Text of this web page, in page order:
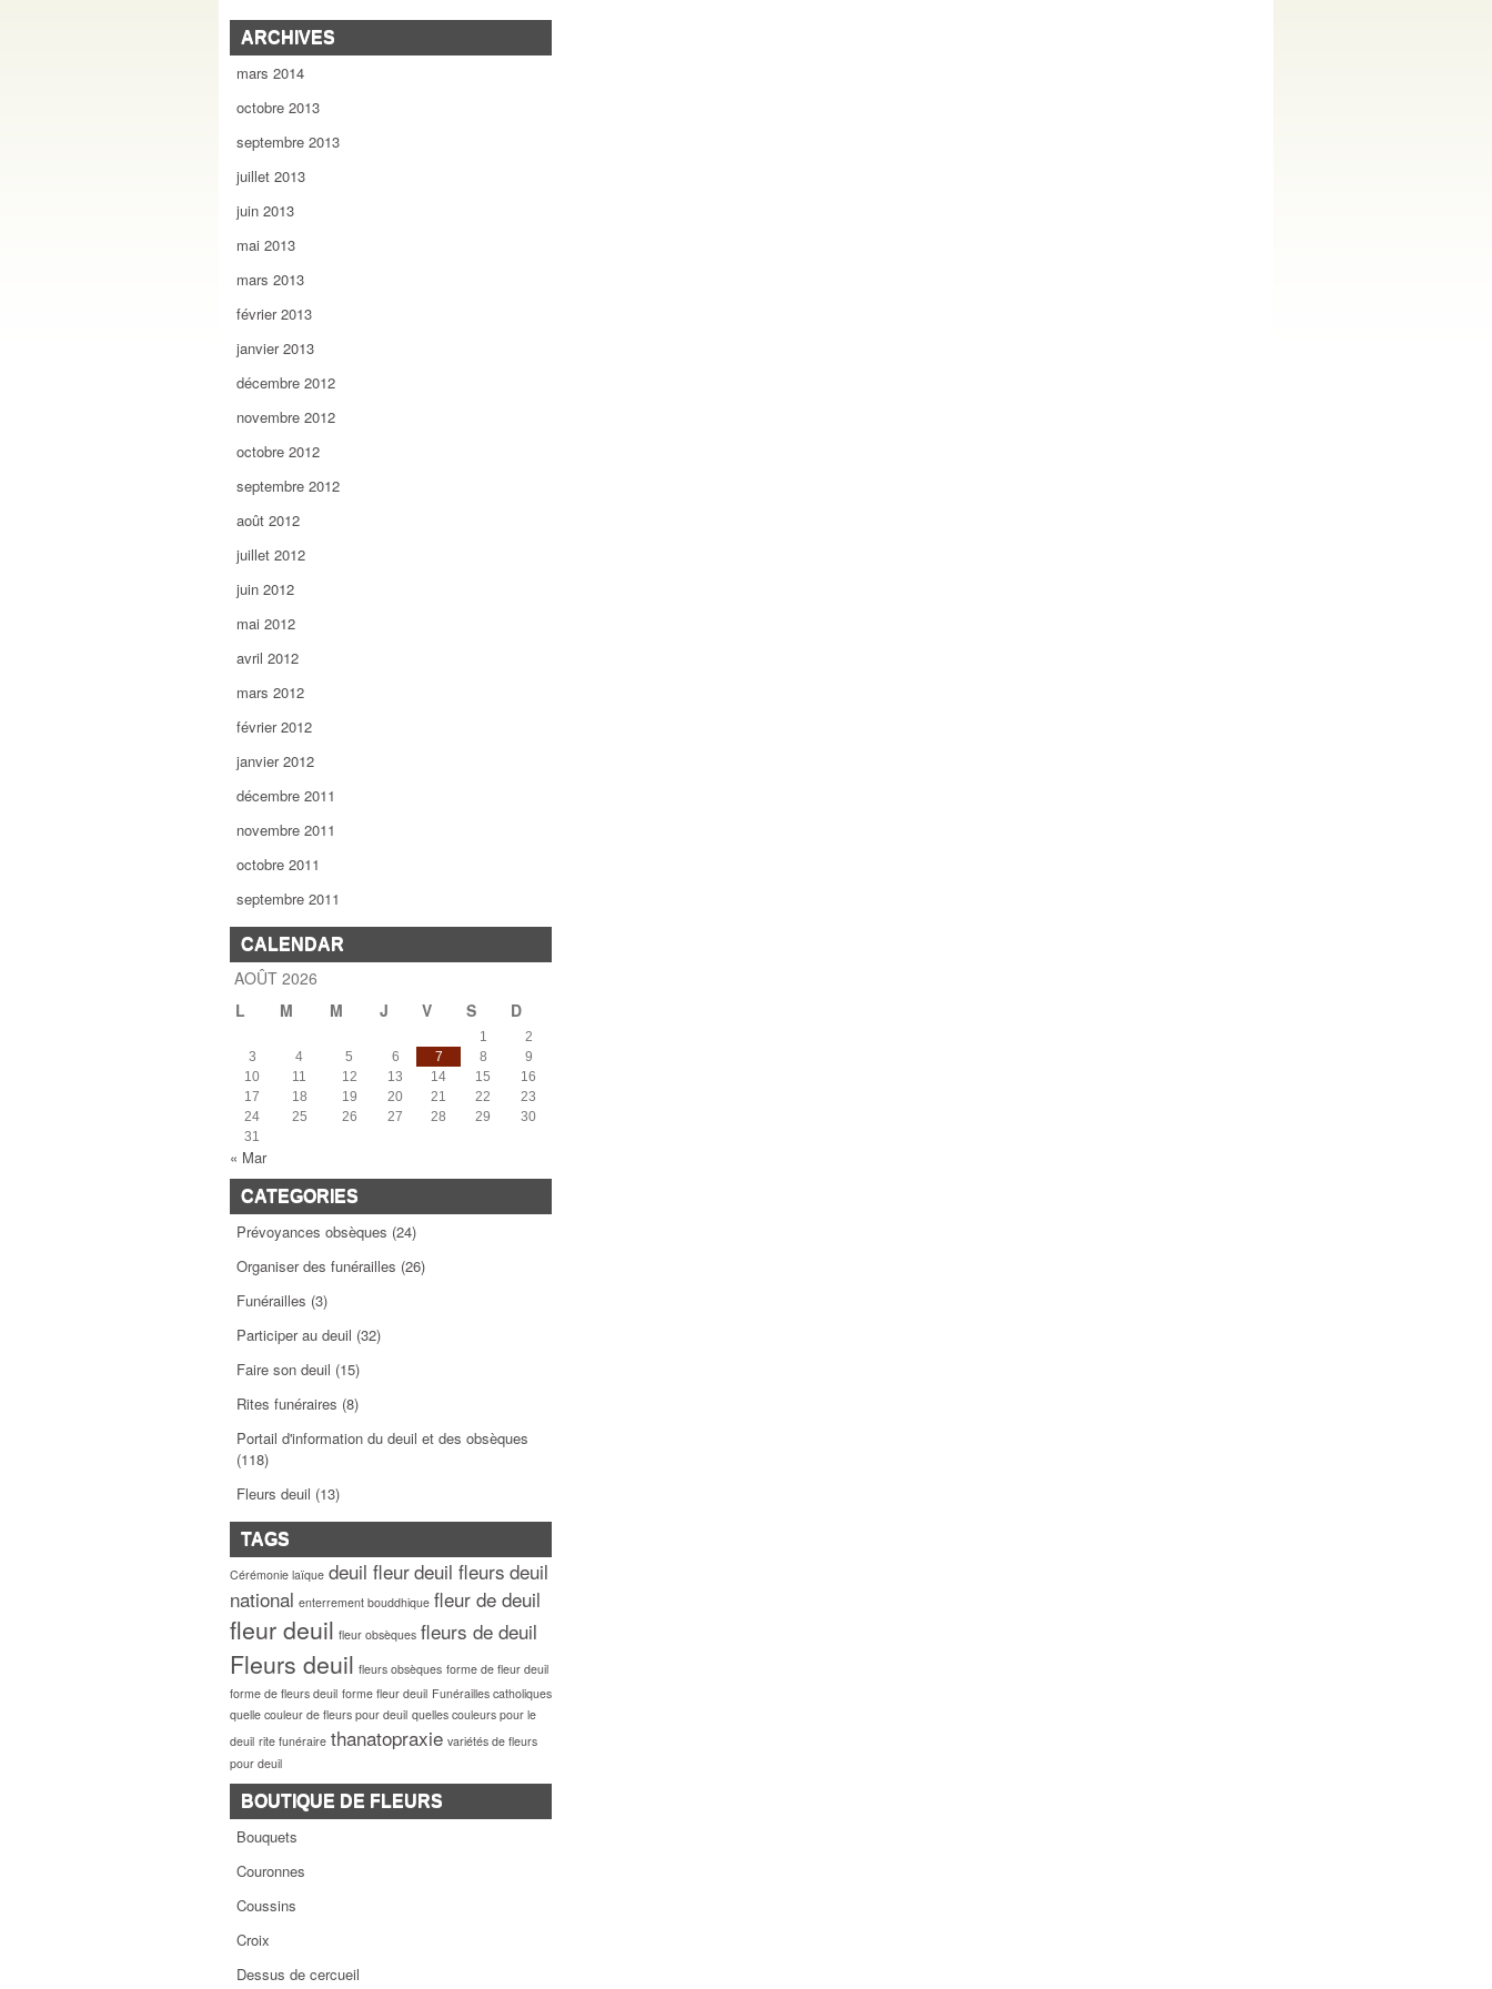
ARCHIVES
mars 2014
octobre 2013
septembre 2013
juillet 2013
juin 2013
mai 2013
mars 2013
février 2013
janvier 2013
décembre 2012
novembre 2012
octobre 2012
septembre 2012
août 2012
juillet 2012
juin 2012
mai 2012
avril 2012
mars 2012
février 2012
janvier 2012
décembre 2011
novembre 2011
octobre 2011
septembre 2011
CALENDAR
AOÛT 2026
L
M M J V S D
1
2
3
4 5 6 7 8
9
10
11 12 13 14 15
16
17
18 19 20 21 22
23
24
25 26 27 28 29
30
31
« Mar
CATEGORIES
Prévoyances obsèques (24)
Organiser des funérailles (26)
Funérailles (3)
Participer au deuil (32)
Faire son deuil (15)
Rites funéraires (8)
Portail d'information du deuil et des obsèques
(118)
Fleurs deuil (13)
TAGS
Cérémonie laïque deuil fleurdeuil fleurs deuil
national enterrement bouddhique fleur de deuil
fleur deuil fleur obsèques fleurs de deuil
Fleurs deuil fleurs obsèques forme de fleur deuil
forme de fleurs deuil forme fleur deuil Funérailles catholiques
quelle couleur de fleurs pour deuil quelles couleurs pour le
deuil rite funéraire thanatopraxie variétés de fleurs
pour deuil
BOUTIQUE DE FLEURS
Bouquets
Couronnes
Coussins
Croix
Dessus de cercueil